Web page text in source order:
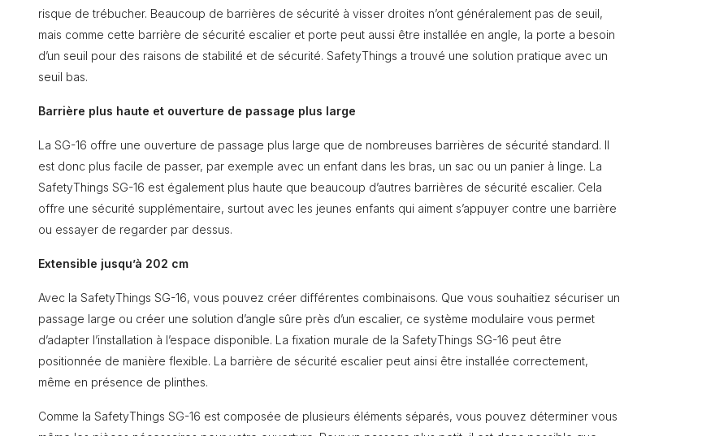
risque de trébucher. Beaucoup de barrières de sécurité à visser droites n’ont généralement pas de seuil,
mais comme cette barrière de sécurité escalier et porte peut aussi être installée en angle, la porte a besoin
d’un seuil pour des raisons de stabilité et de sécurité. SafetyThings a trouvé une solution pratique avec un
seuil bas.
Barrière plus haute et ouverture de passage plus large
La SG-16 offre une ouverture de passage plus large que de nombreuses barrières de sécurité standard. Il
est donc plus facile de passer, par exemple avec un enfant dans les bras, un sac ou un panier à linge. La
SafetyThings SG-16 est également plus haute que beaucoup d’autres barrières de sécurité escalier. Cela
offre une sécurité supplémentaire, surtout avec les jeunes enfants qui aiment s’appuyer contre une barrière
ou essayer de regarder par dessus.
Extensible jusqu’à 202 cm
Avec la SafetyThings SG-16, vous pouvez créer différentes combinaisons. Que vous souhaitiez sécuriser un
passage large ou créer une solution d’angle sûre près d’un escalier, ce système modulaire vous permet
d’adapter l’installation à l’espace disponible. La fixation murale de la SafetyThings SG-16 peut être
positionnée de manière flexible. La barrière de sécurité escalier peut ainsi être installée correctement,
même en présence de plinthes.
Comme la SafetyThings SG-16 est composée de plusieurs éléments séparés, vous pouvez déterminer vous